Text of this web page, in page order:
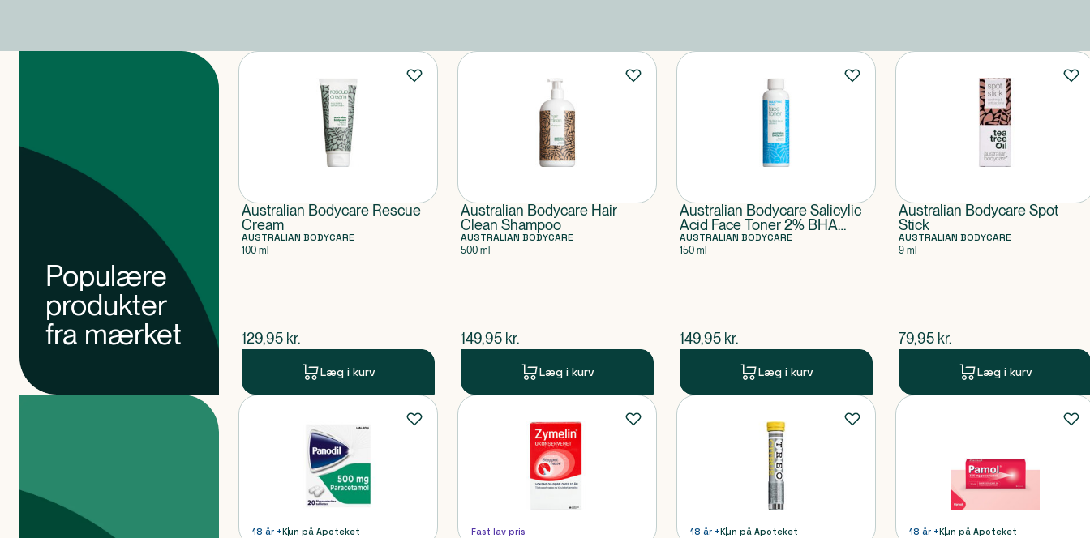
Populære
produkter
fra mærket
Australian Bodycare Rescue
Cream
AUSTRALIAN BODYCARE
100 ml
$nuværende pris
129,95 kr.
Læg i kurv
Australian Bodycare Hair
Clean Shampoo
AUSTRALIAN BODYCARE
500 ml
$nuværende pris
149,95 kr.
Læg i kurv
Australian Bodycare Salicylic
Acid Face Toner 2% BHA
Exfoliant
AUSTRALIAN BODYCARE
150 ml
$nuværende pris
149,95 kr.
Læg i kurv
Australian Bodycare Spot
Stick
AUSTRALIAN BODYCARE
9 ml
$nuværende pris
79,95 kr.
Læg i kurv
18 år +Kun på Apoteket Fast lav pris 18 år +Kun på Apoteket 18 år +Kun på Apoteket